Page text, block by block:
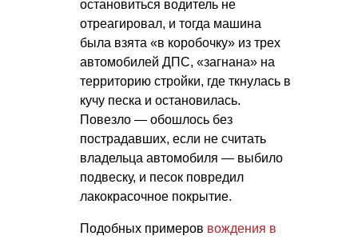
остановиться водитель не
отреагировал, и тогда машина
была взята «в коробочку» из трех
автомобилей ДПС, «загнана» на
территорию стройки, где ткнулась в
кучу песка и остановилась.
Повезло — обошлось без
пострадавших, если не считать
владельца автомобиля — выбило
подвеску, и песок повредил
лакокрасочное покрытие.
Подобных примеров вождения в